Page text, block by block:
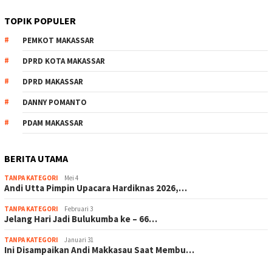
TOPIK POPULER
PEMKOT MAKASSAR
DPRD KOTA MAKASSAR
DPRD MAKASSAR
DANNY POMANTO
PDAM MAKASSAR
BERITA UTAMA
TANPA KATEGORI Mei 4
Andi Utta Pimpin Upacara Hardiknas 2026,…
TANPA KATEGORI Februari 3
Jelang Hari Jadi Bulukumba ke – 66…
TANPA KATEGORI Januari 31
Ini Disampaikan Andi Makkasau Saat Membu…